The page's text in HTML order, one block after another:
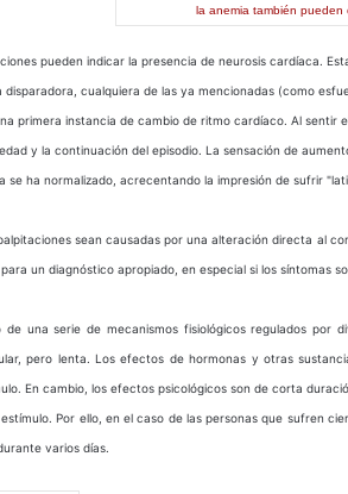
la anemia también pueden
pueden indicar la presencia de neurosis cardíaca.
cualquiera de las ya mencionadas (como
primera instancia de cambio de ritmo cardíaco. Al sentir
y la continuación del episodio. La sensación de
se ha normalizado, acrecentando la impresión de sufrir
sean causadas por una alteración directa al
un diagnóstico apropiado, en especial si los síntomas
una serie de mecanismos fisiológicos regulados por
pero lenta. Los efectos de hormonas y otras
En cambio, los efectos psicológicos son de corta
Por ello, en el caso de las personas que sufren
varios días.